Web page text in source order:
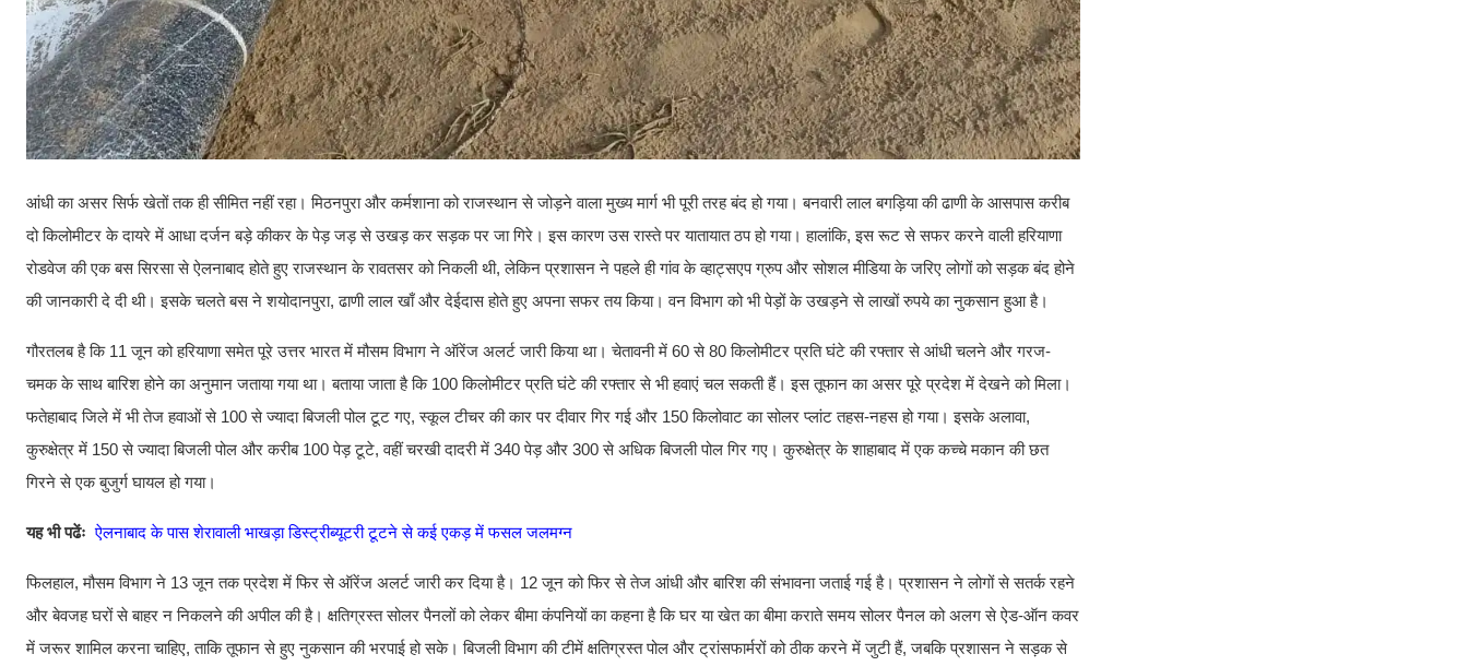
आंधी का असर सिर्फ खेतों तक ही सीमित नहीं रहा। मिठनपुरा और कर्मशाना को राजस्थान से जोड़ने वाला मुख्य मार्ग भी पूरी तरह बंद हो गया। बनवारी लाल बगड़िया की ढाणी के आसपास करीब
दो किलोमीटर के दायरे में आधा दर्जन बड़े कीकर के पेड़ जड़ से उखड़ कर सड़क पर जा गिरे। इस कारण उस रास्ते पर यातायात ठप हो गया। हालांकि, इस रूट से सफर करने वाली हरियाणा
रोडवेज की एक बस सिरसा से ऐलनाबाद होते हुए राजस्थान के रावतसर को निकली थी, लेकिन प्रशासन ने पहले ही गांव के व्हाट्सएप ग्रुप और सोशल मीडिया के जरिए लोगों को सड़क बंद होने
की जानकारी दे दी थी। इसके चलते बस ने शयोदानपुरा, ढाणी लाल खाँ और देईदास होते हुए अपना सफर तय किया। वन विभाग को भी पेड़ों के उखड़ने से लाखों रुपये का नुकसान हुआ है।
गौरतलब है कि 11 जून को हरियाणा समेत पूरे उत्तर भारत में मौसम विभाग ने ऑरेंज अलर्ट जारी किया था। चेतावनी में 60 से 80 किलोमीटर प्रति घंटे की रफ्तार से आंधी चलने और गरज-
चमक के साथ बारिश होने का अनुमान जताया गया था। बताया जाता है कि 100 किलोमीटर प्रति घंटे की रफ्तार से भी हवाएं चल सकती हैं। इस तूफान का असर पूरे प्रदेश में देखने को मिला।
फतेहाबाद जिले में भी तेज हवाओं से 100 से ज्यादा बिजली पोल टूट गए, स्कूल टीचर की कार पर दीवार गिर गई और 150 किलोवाट का सोलर प्लांट तहस-नहस हो गया। इसके अलावा,
कुरुक्षेत्र में 150 से ज्यादा बिजली पोल और करीब 100 पेड़ टूटे, वहीं चरखी दादरी में 340 पेड़ और 300 से अधिक बिजली पोल गिर गए। कुरुक्षेत्र के शाहाबाद में एक कच्चे मकान की छत
गिरने से एक बुजुर्ग घायल हो गया।
यह भी पढेंःऐलनाबाद के पास शेरावाली भाखड़ा डिस्ट्रीब्यूटरी टूटने से कई एकड़ में फसल जलमग्न
फिलहाल, मौसम विभाग ने 13 जून तक प्रदेश में फिर से ऑरेंज अलर्ट जारी कर दिया है। 12 जून को फिर से तेज आंधी और बारिश की संभावना जताई गई है। प्रशासन ने लोगों से सतर्क रहने
और बेवजह घरों से बाहर न निकलने की अपील की है। क्षतिग्रस्त सोलर पैनलों को लेकर बीमा कंपनियों का कहना है कि घर या खेत का बीमा कराते समय सोलर पैनल को अलग से ऐड-ऑन कवर
में जरूर शामिल करना चाहिए, ताकि तूफान से हुए नुकसान की भरपाई हो सके। बिजली विभाग की टीमें क्षतिग्रस्त पोल और ट्रांसफार्मरों को ठीक करने में जुटी हैं, जबकि प्रशासन ने सड़क से